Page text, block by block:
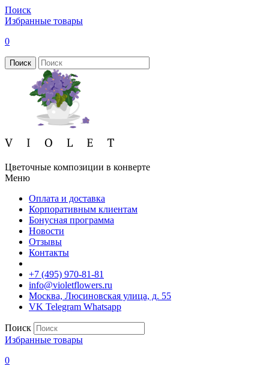
Поиск
Избранные товары
0
Поиск
Цветочные композиции в конверте
Меню
Оплата и доставка
Корпоративным клиентам
Бонусная программа
Новости
Отзывы
Контакты
+7 (495) 970-81-81
info@violetflowers.ru
Москва, Люсиновская улица, д. 55
VK Telegram Whatsapp
Поиск
Избранные товары
0